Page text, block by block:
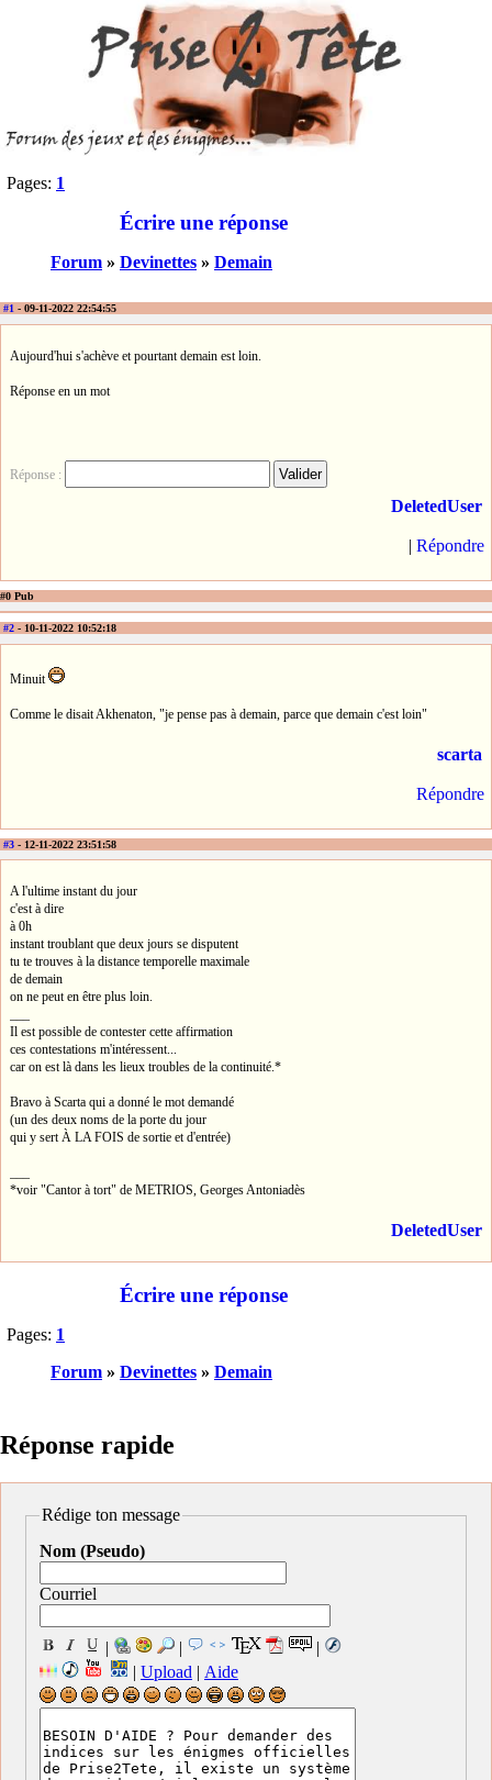
Pages: 1
Écrire une réponse
Forum » Devinettes » Demain
#1 - 09-11-2022 22:54:55
Aujourd'hui s'achève et pourtant demain est loin.
Réponse en un mot
Réponse :
DeletedUser
| Répondre
#0 Pub
#2 - 10-11-2022 10:52:18
Minuit
Comme le disait Akhenaton, "je pense pas à demain, parce que demain c'est loin"
scarta
Répondre
#3 - 12-11-2022 23:51:58
A l'ultime instant du jour
c'est à dire
à 0h
instant troublant que deux jours se disputent
tu te trouves à la distance temporelle maximale
de demain
on ne peut en être plus loin.
Il est possible de contester cette affirmation
ces contestations m'intéressent...
car on est là dans les lieux troubles de la continuité.*
Bravo à Scarta qui a donné le mot demandé
(un des deux noms de la porte du jour
qui y sert À LA FOIS de sortie et d'entrée)
*voir "Cantor à tort" de METRIOS, Georges Antoniadès
DeletedUser
Écrire une réponse
Pages: 1
Forum » Devinettes » Demain
Réponse rapide
Rédige ton message
Nom (Pseudo)
Courriel
| |
|
| Upload | Aide